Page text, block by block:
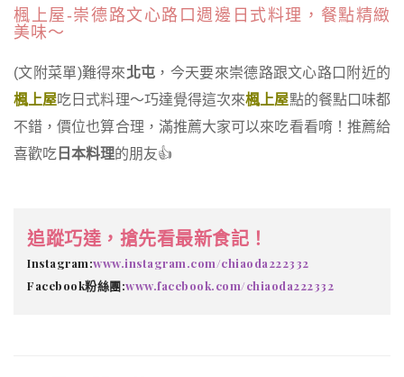
楓上屋-崇德路文心路口週邊日式料理，餐點精緻
美味～
(文附菜單)難得來北屯 ，今天要來崇德路跟文心路口附近的
楓上屋吃日式料理～巧達覺得這次來楓上屋點的餐點口味都
不錯，價位也算合理，滿推薦大家可以來吃看看唷！推薦給
喜歡吃 日本料理的朋友👍
追蹤巧達，搶先看最新食記！
Instagram:www.instagram.com/chiaoda222332
Facebook粉絲團:www.facebook.com/chiaoda222332